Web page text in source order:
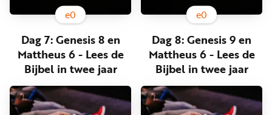
e0
Dag 7: Genesis 8 en
Mattheus 6 - Lees de
Bijbel in twee jaar
e0
Dag 8: Genesis 9 en
Mattheus 6 - Lees de
Bijbel in twee jaar
missie
Word
nu
vriend